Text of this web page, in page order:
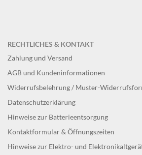
RECHTLICHES & KONTAKT
Zahlung und Versand
AGB und Kundeninformationen
Widerrufsbelehrung / Muster-
Datenschutzerklärung
Hinweise zur Batterieentsorgung
Kontaktformular & Öffnungszeiten
Hinweise zur Elektro- und